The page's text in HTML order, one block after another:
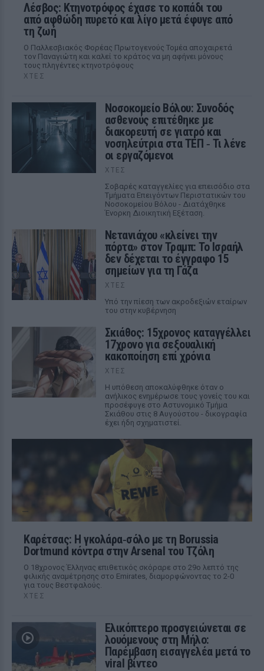
Λέσβος: Κτηνοτρόφος έχασε το κοπάδι του
από αφθώδη πυρετό και λίγο μετά έφυγε από
τη ζωή
Ο Παλλεσβιακός Φορέας Πρωτογενούς Τομέα αποχαιρετά
τον Παναγιώτη και καλεί το κράτος να μη αφήνει μόνους
τους πληγέντες κτηνοτρόφους
ΧΤΕΣ
Νοσοκομείο Βόλου: Συνοδός
ασθενούς επιτέθηκε με
διακορευτή σε γιατρό και
νοσηλεύτρια στα ΤΕΠ ‑ Τι λένε
οι εργαζόμενοι
ΧΤΕΣ
Σοβαρές καταγγελίες για επεισόδιο στα
Τμήματα Επειγόντων Περιστατικών του
Νοσοκομείου Βόλου - Διατάχθηκε
Ένορκη Διοικητική Εξέταση.
Νετανιάχου «κλείνει την
πόρτα» στον Τραμπ: Το Ισραήλ
δεν δέχεται το έγγραφο 15
σημείων για τη Γάζα
ΧΤΕΣ
Υπό την πίεση των ακροδεξιών εταίρων
του στην κυβέρνηση
Σκιάθος: 15χρονος καταγγέλλει
17χρονο για σεξουαλική
κακοποίηση επί χρόνια
ΧΤΕΣ
Η υπόθεση αποκαλύφθηκε όταν ο
ανήλικος ενημέρωσε τους γονείς του και
προσέφυγε στο Αστυνομικό Τμήμα
Σκιάθου στις 8 Αυγούστου - δικογραφία
έχει ήδη σχηματιστεί.
Καρέτσας: Η γκολάρα‑σόλο με τη Borussia
Dortmund κόντρα στην Arsenal του Τζόλη
Ο 18χρονος Έλληνας επιθετικός σκόραρε στο 29ο λεπτό της
φιλικής αναμέτρησης στο Emirates, διαμορφώνοντας το 2-0
για τους Βεστφαλούς.
ΧΤΕΣ
Ελικόπτερο προσγειώνεται σε
λουόμενους στη Μήλο:
Παρέμβαση εισαγγελέα μετά το
viral βίντεο